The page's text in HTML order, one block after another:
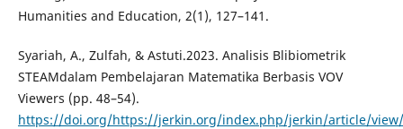
Humanities and Education, 2(1), 127–141.
Syariah, A., Zulfah, & Astuti.2023. Analisis Blibiometrik
STEAMdalam Pembelajaran Matematika Berbasis VOV
Viewers (pp. 48–54).
https://doi.org/https://jerkin.org/index.php/jerkin/article/